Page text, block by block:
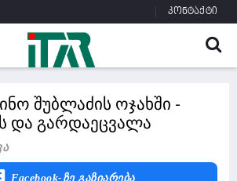
კონტაქტი
შუბლაძის ოჯახში -
და გარდაეცვალა
Facebook-Ზე Გაზიარება